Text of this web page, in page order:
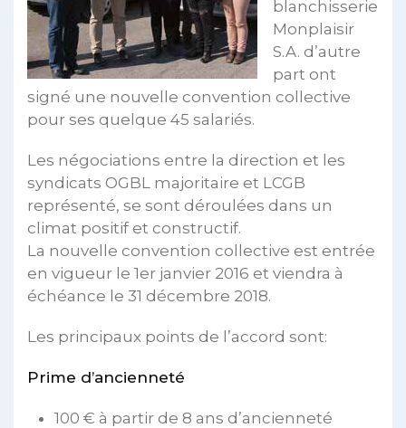
blanchisserie
Monplaisir
S.A. d’autre
part ont
signé une nouvelle convention collective
pour ses quelque 45 salariés.
Les négociations entre la direction et les
syndicats OGBL majoritaire et LCGB
représenté, se sont déroulées dans un
climat positif et constructif.
La nouvelle convention collective est entrée
en vigueur le 1er janvier 2016 et viendra à
échéance le 31 décembre 2018.
Les principaux points de l’accord sont:
Prime d’ancienneté
100 € à partir de 8 ans d’ancienneté